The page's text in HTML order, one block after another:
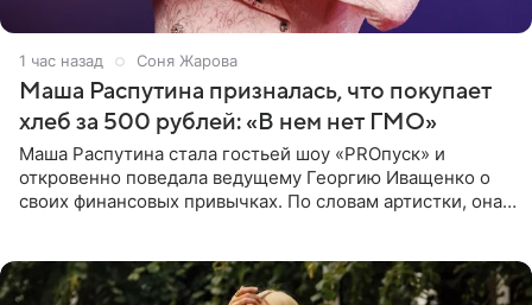
1 час назад Соня Жарова
Маша Распутина призналась, что покупает
хлеб за 500 рублей: «В нем нет ГМО»
Маша Распутина стала гостьей шоу «PROпуск» и
откровенно поведала ведущему Георгию Иващенко о
своих финансовых привычках. По словам артистки, она